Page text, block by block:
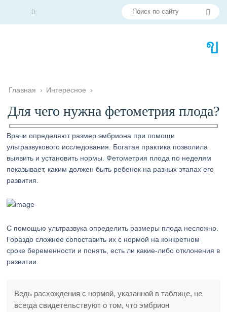
Главная › Интересное ›
Для чего нужна фетометрия плода?
Врачи определяют размер эмбриона при помощи
ультразвукового исследования. Богатая практика позволила
выявить и установить нормы. Фетометрия плода по неделям
показывает, каким должен быть ребенок на разных этапах его
развития.
С помощью ультразвука определить размеры плода несложно.
Гораздо сложнее сопоставить их с нормой на конкретном
сроке беременности и понять, есть ли какие-либо отклонения в
развитии.
Ведь расхождения с нормой, указанной в таблице, не
всегда свидетельствуют о том, что эмбрион